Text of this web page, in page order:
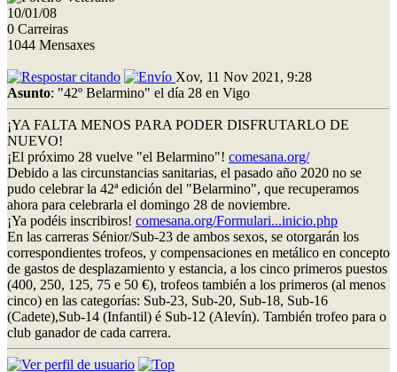
10/01/08
0 Carreiras
1044 Mensaxes
Xov, 11 Nov 2021, 9:28
Asunto: "42º Belarmino" el día 28 en Vigo
¡YA FALTA MENOS PARA PODER DISFRUTARLO DE
NUEVO!
¡El próximo 28 vuelve "el Belarmino"! comesana.org/
Debido a las circunstancias sanitarias, el pasado año 2020 no se
pudo celebrar la 42ª edición del "Belarmino", que recuperamos
ahora para celebrarla el domingo 28 de noviembre.
¡Ya podéis inscribiros! comesana.org/Formulari...inicio.php
En las carreras Sénior/Sub-23 de ambos sexos, se otorgarán los
correspondientes trofeos, y compensaciones en metálico en concepto
de gastos de desplazamiento y estancia, a los cinco primeros puestos
(400, 250, 125, 75 e 50 €), trofeos también a los primeros (al menos
cinco) en las categorías: Sub-23, Sub-20, Sub-18, Sub-16
(Cadete),Sub-14 (Infantil) é Sub-12 (Alevín). También trofeo para o
club ganador de cada carrera.